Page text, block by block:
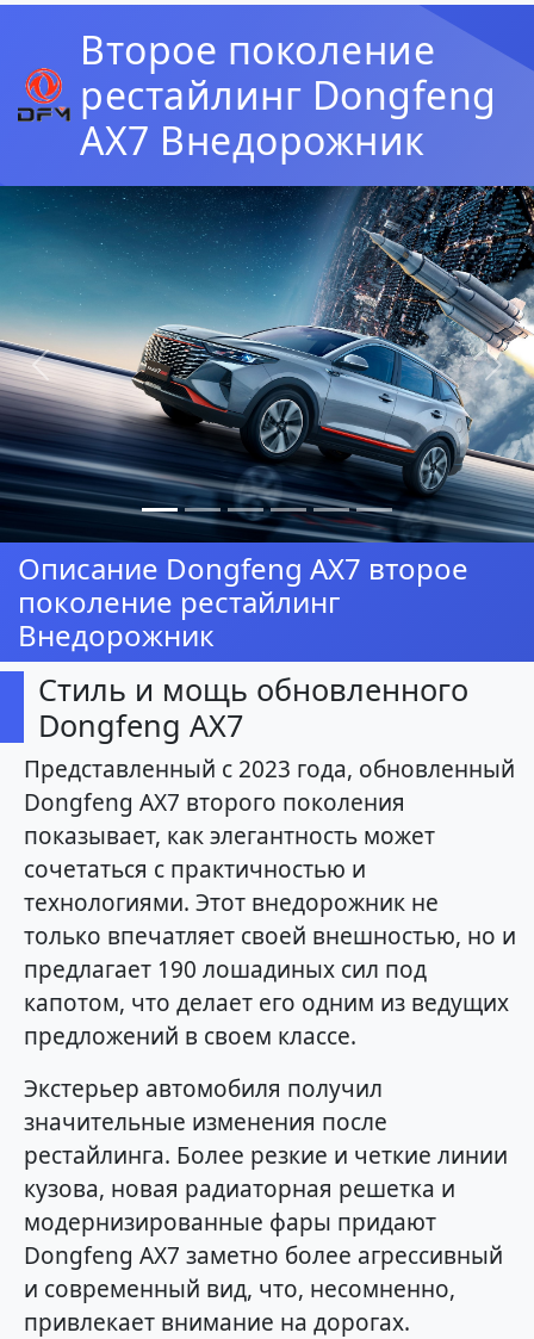
Второе поколение
рестайлинг Dongfeng
AX7 Внедорожник
Предыдущая
Описание Dongfeng AX7 второе
поколение рестайлинг
Внедорожник
Стиль и мощь обновленного
Dongfeng AX7
Представленный с 2023 года, обновленный
Dongfeng AX7 второго поколения
показывает, как элегантность может
сочетаться с практичностью и
технологиями. Этот внедорожник не
только впечатляет своей внешностью, но и
предлагает 190 лошадиных сил под
капотом, что делает его одним из ведущих
предложений в своем классе.
Экстерьер автомобиля получил
значительные изменения после
рестайлинга. Более резкие и четкие линии
кузова, новая радиаторная решетка и
модернизированные фары придают
Dongfeng AX7 заметно более агрессивный
и современный вид, что, несомненно,
привлекает внимание на дорогах.